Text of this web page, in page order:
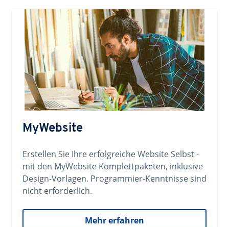
MyWebsite
Erstellen Sie Ihre erfolgreiche Website Selbst -
mit den MyWebsite Komplettpaketen, inklusive
Design-Vorlagen. Programmier-Kenntnisse sind
nicht erforderlich.
Mehr erfahren